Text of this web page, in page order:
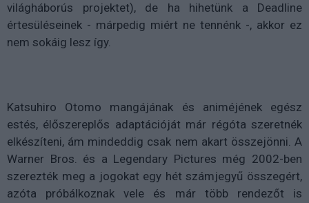
világháborús projektet), de ha hihetünk a Deadline
értesüléseinek - márpedig miért ne tennénk -, akkor ez
nem sokáig lesz így.
Katsuhiro Otomo mangájának és animéjének egész
estés, élőszereplős adaptációját már régóta szeretnék
elkészíteni, ám mindeddig csak nem akart összejönni. A
Warner Bros. és a Legendary Pictures még 2002-ben
szerezték meg a jogokat egy hét számjegyű összegért,
azóta próbálkoznak vele és már több rendezőt is